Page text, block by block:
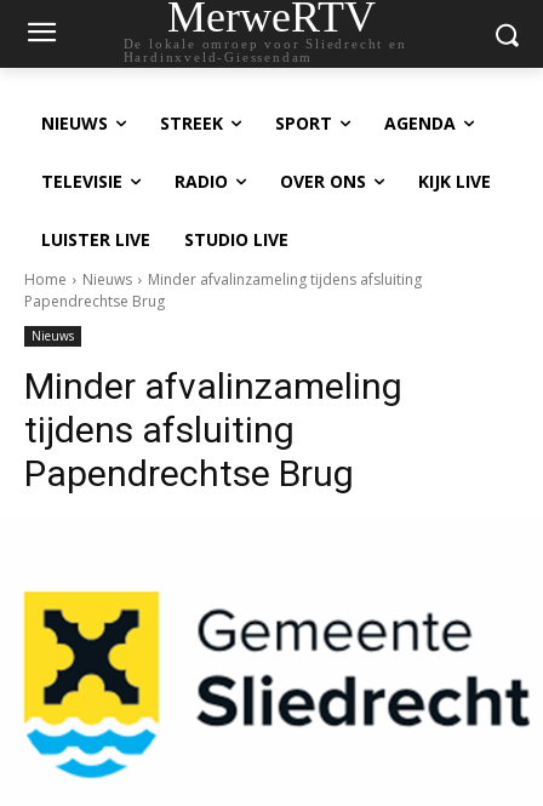
MerweRTV
De lokale omroep voor Sliedrecht en
Hardinxveld-Giessendam
NIEUWS STREEK SPORT AGENDA
TELEVISIE RADIO OVER ONS KIJK LIVE
LUISTER LIVE STUDIO LIVE
Home Nieuws
Minder afvalinzameling tijdens afsluiting
Papendrechtse Brug
Nieuws
Minder afvalinzameling
tijdens afsluiting
Papendrechtse Brug